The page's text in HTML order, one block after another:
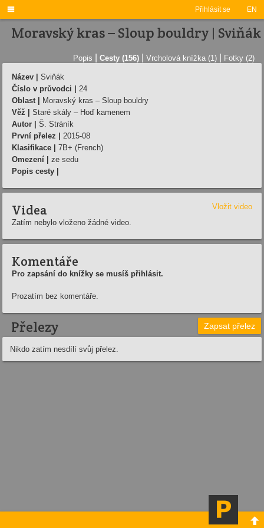
Přihlásit se EN

Moravský kras – Sloup bouldry | Sviňák
Popis Cesty (156) Vrcholová knížka (1) Fotky (2)
Název |
Sviňák
Číslo v průvodci |
24
Oblast |
Moravský kras – Sloup bouldry
Věž |
Staré skály – Hoď kamenem
Autor |
Š. Stráník
První přelez |
2015-08
Klasifikace |
7B+ (French)
Omezení |
ze sedu
Popis cesty |
Videa
Vložit video
Zatím nebylo vloženo žádné video.
Komentáře
Pro zapsání do knížky se musíš přihlásit.
Prozatím bez komentáře.
Přelezy Zapsat přelez
Nikdo zatím nesdílí svůj přelez.
